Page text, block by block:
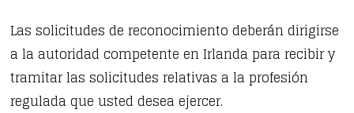
Las solicitudes de reconocimiento deberán dirigirse
a la autoridad competente en Irlanda para recibir y
tramitar las solicitudes relativas a la profesión
regulada que usted desea ejercer.